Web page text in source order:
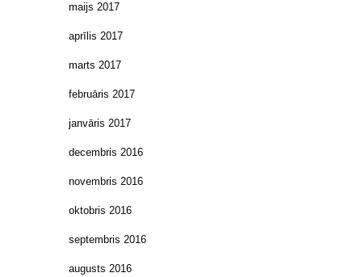
maijs 2017
aprīlis 2017
marts 2017
februāris 2017
janvāris 2017
decembris 2016
novembris 2016
oktobris 2016
septembris 2016
augusts 2016